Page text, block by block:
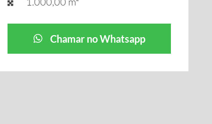
Chamar no Whatsapp